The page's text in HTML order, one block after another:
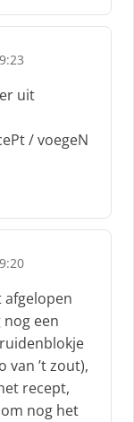
uit
/ voegeN
afgelopen
een
van ’t zout),
recept,
nog het